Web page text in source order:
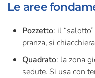
Le aree
Pozzetto: il
pranza, si
Quadrato: la zona
sedute. Si usa con